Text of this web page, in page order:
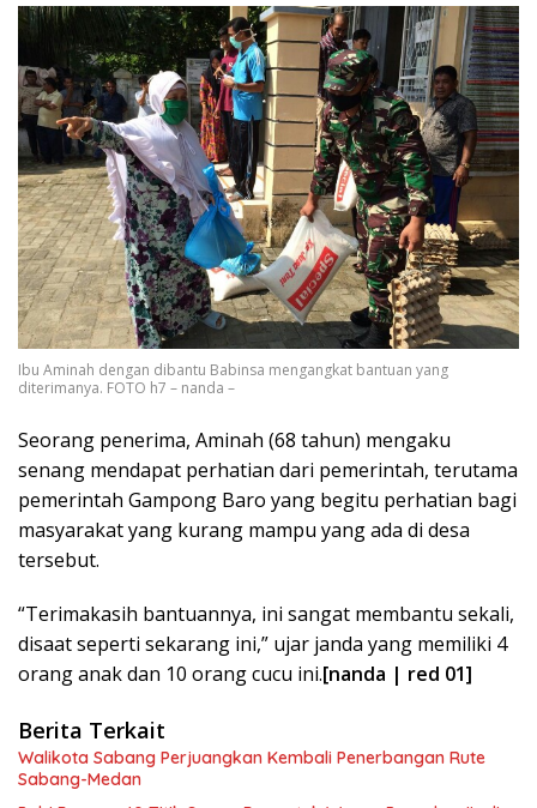
Ibu Aminah dengan dibantu Babinsa mengangkat bantuan yang
diterimanya. FOTO h7 – nanda –
Seorang penerima, Aminah (68 tahun) mengaku
senang mendapat perhatian dari pemerintah, terutama
pemerintah Gampong Baro yang begitu perhatian bagi
masyarakat yang kurang mampu yang ada di desa
tersebut.
“Terimakasih bantuannya, ini sangat membantu sekali,
disaat seperti sekarang ini,” ujar janda yang memiliki 4
orang anak dan 10 orang cucu ini.[nanda | red 01]
Berita Terkait
Walikota Sabang Perjuangkan Kembali Penerbangan Rute
Sabang-Medan